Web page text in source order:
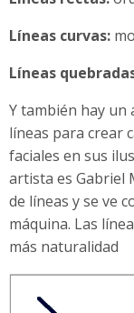
Líneas curvas:
Líneas
Y también hay
líneas para crear
faciales en sus
artista es Gabriel
de líneas y se ve
máquina. Las
más naturalidad